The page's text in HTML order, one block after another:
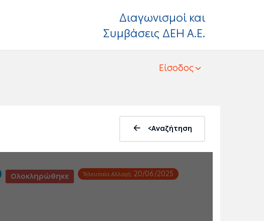
Διαγωνισμοί και
Συμβάσεις ΔΕΗ Α.Ε.
Είσοδος
<Αναζήτηση
Ολοκληρώθηκε Τελευταία Αλλαγή: 20/06/2025